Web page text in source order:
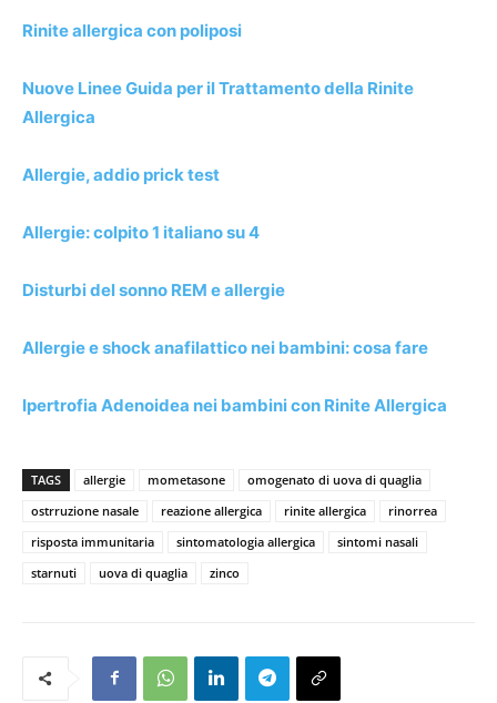
Rinite allergica con poliposi
Nuove Linee Guida per il Trattamento della Rinite
Allergica
Allergie, addio prick test
Allergie: colpito 1 italiano su 4
Disturbi del sonno REM e allergie
Allergie e shock anafilattico nei bambini: cosa fare
Ipertrofia Adenoidea nei bambini con Rinite Allergica
TAGS allergie mometasone
omogenato di uova di quaglia
ostrruzione nasale
reazione allergica rinite allergica
rinorrea
risposta immunitaria
sintomatologia allergica
sintomi nasali
starnuti
uova di quaglia zinco